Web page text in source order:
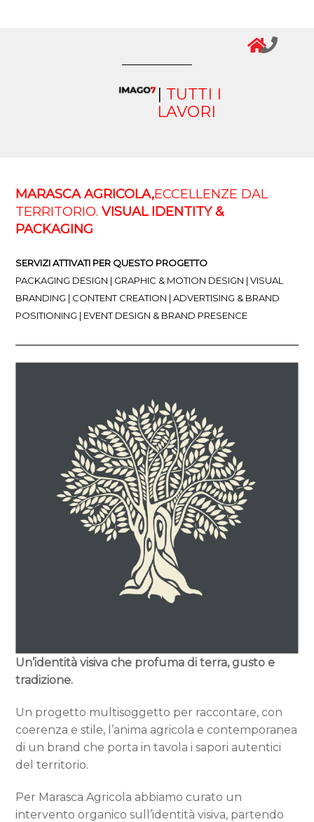
TUTTI I
LAVORI
MARASCA AGRICOLA,ECCELLENZE DAL
TERRITORIO.VISUAL IDENTITY &
PACKAGING
SERVIZI ATTIVATI PER QUESTO PROGETTO
PACKAGING DESIGN | GRAPHIC & MOTION DESIGN | VISUAL
BRANDING | CONTENT CREATION | ADVERTISING & BRAND
POSITIONING | EVENT DESIGN & BRAND PRESENCE
Un’identità visiva che profuma di terra, gusto e
tradizione.
Un progetto multisoggetto per raccontare, con
coerenza e stile, l’anima agricola e contemporanea
di un brand che porta in tavola i sapori autentici
del territorio.
Per Marasca Agricola abbiamo curato un
intervento organico sull’identità visiva, partendo